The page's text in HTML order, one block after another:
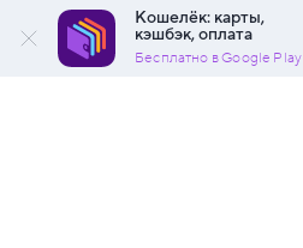
Кошелёк: карты,
кэшбэк, оплата
Бесплатно в Google Play